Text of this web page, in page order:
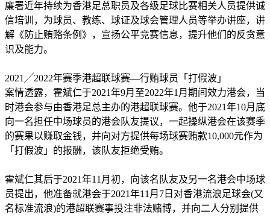
廉署近年持续为香港足总职员及各级足球比赛相关人员提供诚
信培训，为球员、教练、球证及球会管理人员等举办讲座，讲
解《防止贿赂条例》，宣扬公平竞赛信息，提升他们的反贪意
识及能力。
2021╱2022年赛季港超联球赛—行贿球员「打假波」
案情透露，霍斌仁于2021年9月至2022年1月期间效力港会，当
时港会参与由香港足总主办的港超联球赛。他于2021年10月底
向一名担任中场球员的港会队友提议，一起操纵港会在该赛季
的赛果以赚取金钱，并向对方提供每场球赛贿款10,000元作为
「打假波」的报酬，该队友拒绝受贿。
霍斌仁其后于2021年11月初，向该名队友及另一名港会中场球
员提出，他准备就港会于2021年11月7日对香港流浪足球会(又
名标准流浪)的港超联赛事投注非法赌博，并向二人分别提供